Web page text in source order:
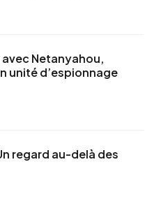
avec Netanyahou,
unité d’espionnage
regard au-delà des